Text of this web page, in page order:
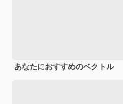
あなたにおすすめのベクトル